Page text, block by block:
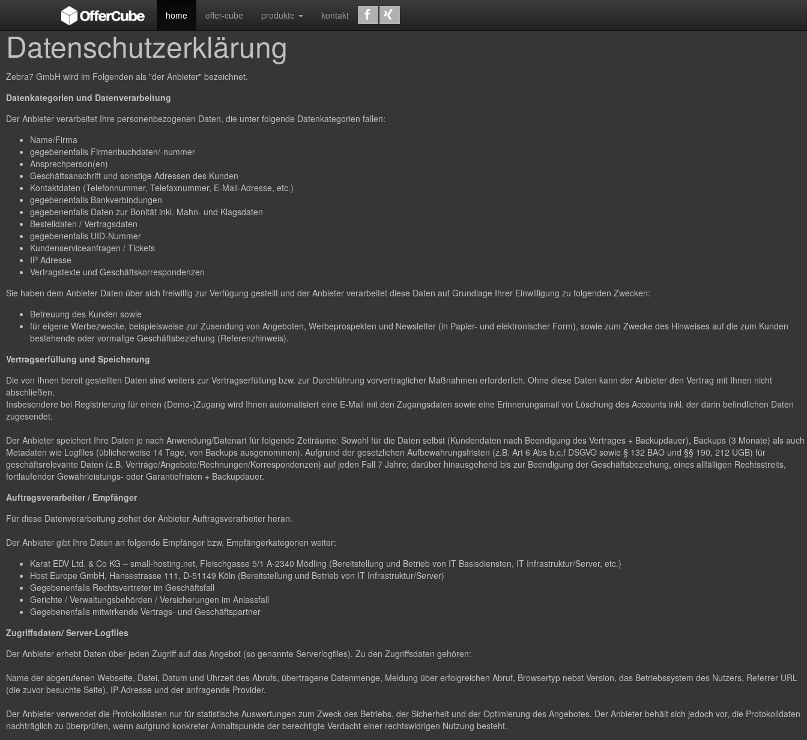
home offer-cube produkte kontakt
Datenschutzerklärung
Zebra7 GmbH wird im Folgenden als "der Anbieter" bezeichnet.
Datenkategorien und Datenverarbeitung
Der Anbieter verarbeitet Ihre personenbezogenen Daten, die unter folgende Datenkategorien fallen:
Name/Firma
gegebenenfalls Firmenbuchdaten/-nummer
Ansprechperson(en)
Geschäftsanschrift und sonstige Adressen des Kunden
Kontaktdaten (Telefonnummer, Telefaxnummer, E-Mail-Adresse, etc.)
gegebenenfalls Bankverbindungen
gegebenenfalls Daten zur Bonität inkl. Mahn- und Klagsdaten
Bestelldaten / Vertragsdaten
gegebenenfalls UID-Nummer
Kundenserviceanfragen / Tickets
IP Adresse
Vertragstexte und Geschäftskorrespondenzen
Sie haben dem Anbieter Daten über sich freiwillig zur Verfügung gestellt und der Anbieter verarbeitet diese Daten auf Grundlage Ihrer Einwilligung zu folgenden Zwecken:
Betreuung des Kunden sowie
für eigene Werbezwecke, beispielsweise zur Zusendung von Angeboten, Werbeprospekten und Newsletter (in Papier- und elektronischer Form), sowie zum Zwecke des Hinweises auf die zum Kunden
bestehende oder vormalige Geschäftsbeziehung (Referenzhinweis).
Vertragserfüllung und Speicherung
Die von Ihnen bereit gestellten Daten sind weiters zur Vertragserfüllung bzw. zur Durchführung vorvertraglicher Maßnahmen erforderlich. Ohne diese Daten kann der Anbieter den Vertrag mit Ihnen nicht
abschließen.
Insbesondere bei Registrierung für einen (Demo-)Zugang wird Ihnen automatisiert eine E-Mail mit den Zugangsdaten sowie eine Erinnerungsmail vor Löschung des Accounts inkl. der darin befindlichen Daten
zugesendet.
Der Anbieter speichert Ihre Daten je nach Anwendung/Datenart für folgende Zeiträume: Sowohl für die Daten selbst (Kundendaten nach Beendigung des Vertrages + Backupdauer), Backups (3 Monate) als auch
Metadaten wie Logfiles (üblicherweise 14 Tage, von Backups ausgenommen). Aufgrund der gesetzlichen Aufbewahrungsfristen (z.B. Art 6 Abs b,c,f DSGVO sowie § 132 BAO und §§ 190, 212 UGB) für
geschäftsrelevante Daten (z.B. Verträge/Angebote/Rechnungen/Korrespondenzen) auf jeden Fall 7 Jahre; darüber hinausgehend bis zur Beendigung der Geschäftsbeziehung, eines allfälligen Rechtsstreits,
fortlaufender Gewährleistungs- oder Garantiefristen + Backupdauer.
Auftragsverarbeiter / Empfänger
Für diese Datenverarbeitung ziehet der Anbieter Auftragsverarbeiter heran.
Der Anbieter gibt Ihre Daten an folgende Empfänger bzw. Empfängerkategorien weiter:
Karat EDV Ltd. & Co KG – small-hosting.net, Fleischgasse 5/1 A-2340 Mödling (Bereitstellung und Betrieb von IT Basisdiensten, IT Infrastruktur/Server, etc.)
Host Europe GmbH, Hansestrasse 111, D-51149 Köln (Bereitstellung und Betrieb von IT Infrastruktur/Server)
Gegebenenfalls Rechtsvertreter im Geschäftsfall
Gerichte / Verwaltungsbehörden / Versicherungen im Anlassfall
Gegebenenfalls mitwirkende Vertrags- und Geschäftspartner
Zugriffsdaten/ Server-Logfiles
Der Anbieter erhebt Daten über jeden Zugriff auf das Angebot (so genannte Serverlogfiles). Zu den Zugriffsdaten gehören:
Name der abgerufenen Webseite, Datei, Datum und Uhrzeit des Abrufs, übertragene Datenmenge, Meldung über erfolgreichen Abruf, Browsertyp nebst Version, das Betriebssystem des Nutzers, Referrer URL
(die zuvor besuchte Seite), IP-Adresse und der anfragende Provider.
Der Anbieter verwendet die Protokolldaten nur für statistische Auswertungen zum Zweck des Betriebs, der Sicherheit und der Optimierung des Angebotes. Der Anbieter behält sich jedoch vor, die Protokolldaten
nachträglich zu überprüfen, wenn aufgrund konkreter Anhaltspunkte der berechtigte Verdacht einer rechtswidrigen Nutzung besteht.